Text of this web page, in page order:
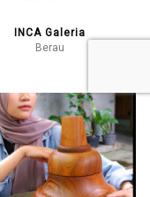
INCA Galeria
Berau